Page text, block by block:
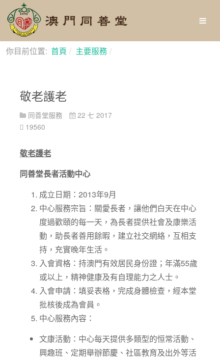
你目前位置: 首頁 主要服務
敬老護老
同善堂服務
22 七 2017
19560
敬老護老
同善堂長者活動中心
成立日期：2013年9月
中心服務宗旨：關愛長者，讓他們白天在中心
度過歡頤的每一天，為長者提供社會及康樂活
動，助長者善用餘暇，建立社交網絡，互相支
持，充實晚年生活。
入會資格：持澳門有效居民身份證；年滿55歲
或以上，精神健康及有自理能力之人士。
入會申請：填妥表格，完成身體檢查，經本堂
批核後成為會員。
中心服務內容：
文康活動：中心每天提供多類型的恒常活動、
興趣班、定期舉辦節慶、社區教育及出外等活